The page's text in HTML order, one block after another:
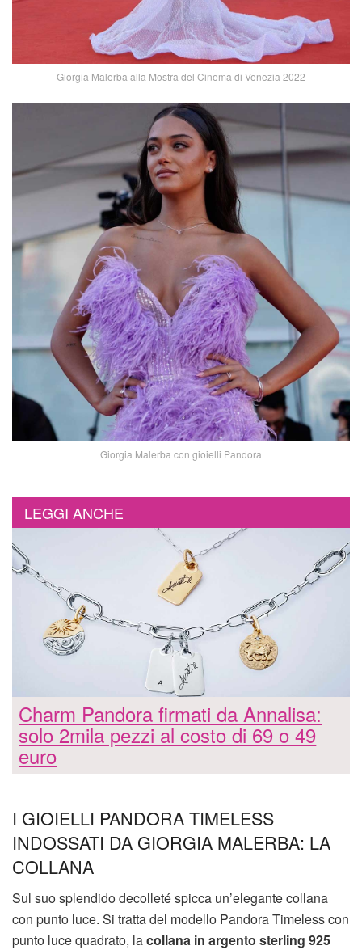
Giorgia Malerba alla Mostra del Cinema di Venezia 2022
Giorgia Malerba con gioielli Pandora
LEGGI ANCHE
Charm Pandora firmati da Annalisa:
solo 2mila pezzi al costo di 69 o 49
euro
I GIOIELLI PANDORA TIMELESS
INDOSSATI DA GIORGIA MALERBA: LA
COLLANA
Sul suo splendido decolleté spicca un’elegante collana
con punto luce. Si tratta del modello Pandora Timeless con
punto luce quadrato, lacollana in argento sterling 925